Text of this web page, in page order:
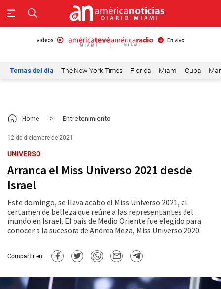
Temas del día The New York Times Florida Miami Cuba
Home > Entretenimiento
12 de diciembre de 2021
UNIVERSO
Arranca el Miss Universo 2021 desde
Israel
Este domingo, se lleva acabo el Miss Universo 2021, el
certamen de belleza que reúne a las representantes del
mundo en Israel. El país de Medio Oriente fue elegido para
conocer a la sucesora de Andrea Meza, Miss Universo 2020.
Compartir en: